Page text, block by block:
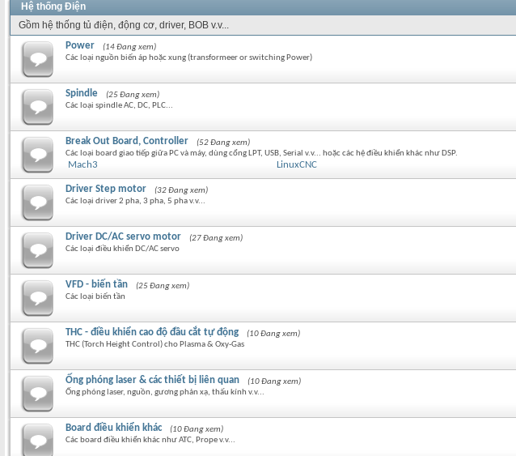
Hệ thống Điện
Gồm hệ thống tủ điện, động cơ, driver, BOB v.v...
Power
(14 Đang xem)
Các loại nguồn biến áp hoặc xung (transformeer or switching Power)
Spindle
(25 Đang xem)
Các loại spindle AC, DC, PLC...
Break Out Board, Controller
(52 Đang xem)
Các loại board giao tiếp giữa PC và máy, dùng cổng LPT, USB, Serial v.v... hoặc các hệ điều khiển khác như DSP.
Mach3 LinuxCNC
Driver Step motor
(32 Đang xem)
Các loại driver 2 pha, 3 pha, 5 pha v.v...
Driver DC/AC servo motor
(27 Đang xem)
Các loại điều khiển DC/AC servo
VFD - biến tần
(25 Đang xem)
Các loại biến tần
THC - điều khiển cao độ đầu cắt tự động
(10 Đang xem)
THC (Torch Height Control) cho Plasma & Oxy-Gas
Ống phóng laser & các thiết bị liên quan
(10 Đang xem)
Ống phóng laser, nguồn, gương phản xạ, thấu kính v.v...
Board điều khiển khác
(10 Đang xem)
Các board điều khiển khác như ATC, Prope v.v...